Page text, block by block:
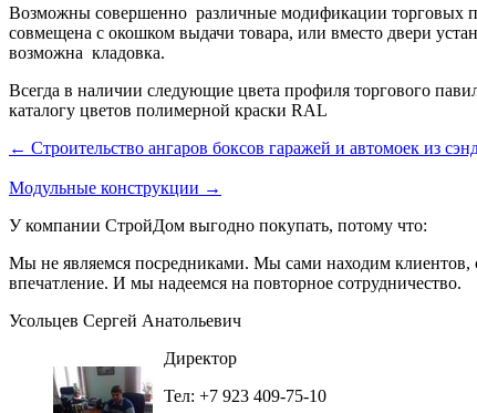
Возможны совершенно различные модификации торговых
совмещена с окошком выдачи товара, или вместо двери
возможна кладовка.
Всегда в наличии следующие цвета профиля торгового
каталогу цветов полимерной краски RAL
← Строительство ангаров боксов гаражей и автомоек из
Модульные конструкции →
У компании СтройДом выгодно покупать, потому что:
Мы не являемся посредниками. Мы сами находим клиентов,
впечатление. И мы надеемся на повторное сотрудничество.
Усольцев Сергей Анатольевич
Директор
Тел: +7 923 409-75-10